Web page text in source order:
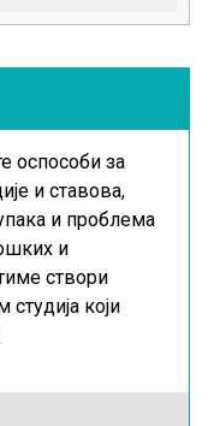
оспособи за
и ставова,
и проблема
и
створи
студија који